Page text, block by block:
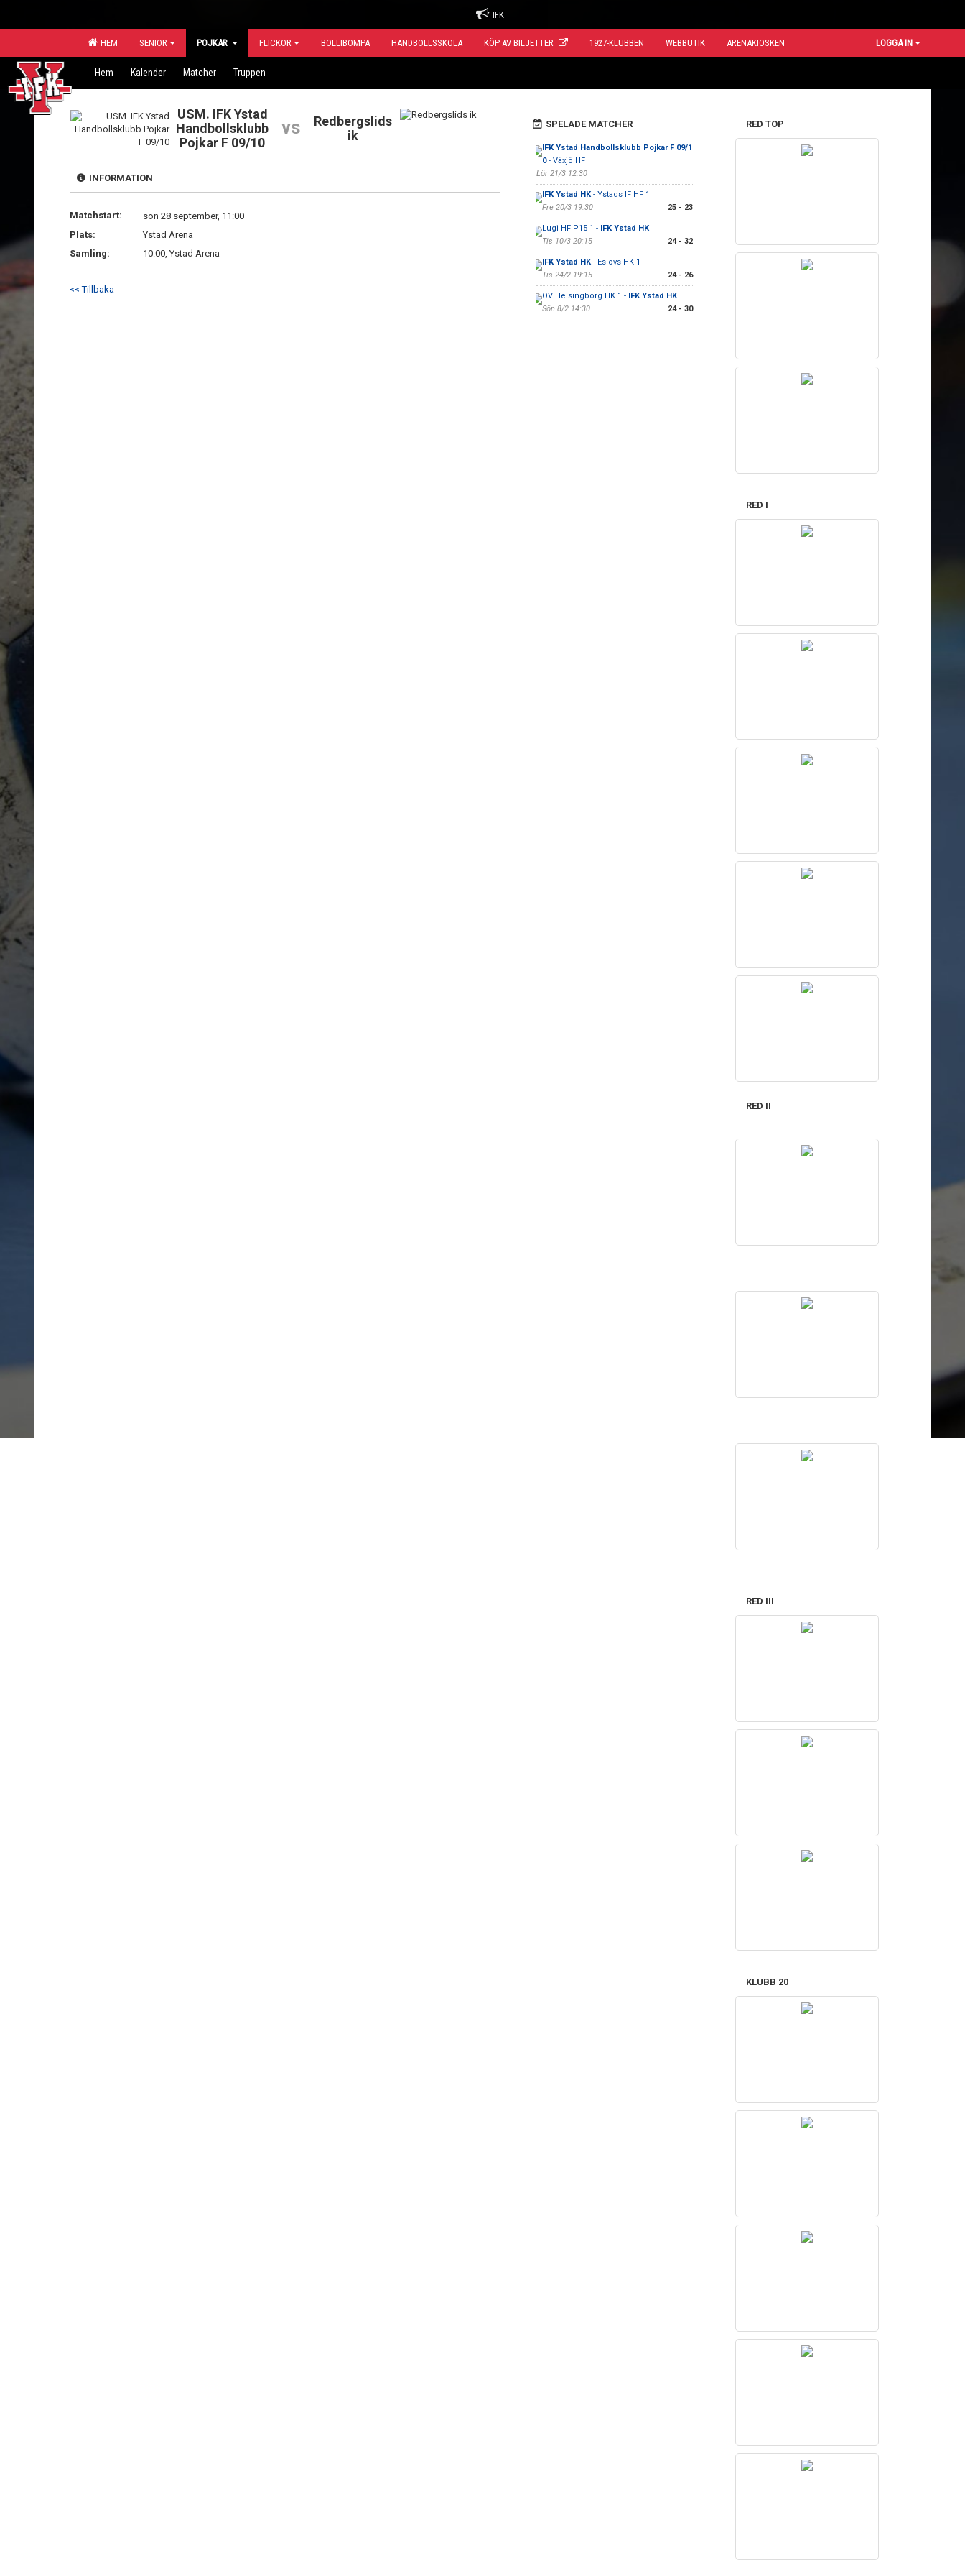
IFK
HEM SENIOR POJKAR FLICKOR BOLLIBOMPA HANDBOLLSSKOLA KÖP AV BILJETTER 1927-KLUBBEN WEBBUTIK ARENAKIOSKEN LOGGA IN
Hem Kalender Matcher Truppen
USM. IFK Ystad
Handbollsklubb
Pojkar F 09/10
vs
Redbergslids
ik
INFORMATION
Matchstart:
sön 28 september, 11:00
Plats:
Ystad Arena
Samling:
10:00, Ystad Arena
<< Tillbaka
SPELADE MATCHER
IFK Ystad Handbollsklubb Pojkar F 09/1
0- Växjö HF
Lör 21/3 12:30
IFK Ystad HK- Ystads IF HF 1
Fre 20/3 19:30
25 - 23
Lugi HF P15 1 - IFK Ystad HK
Tis 10/3 20:15
24 - 32
IFK Ystad HK- Eslövs HK 1
Tis 24/2 19:15
24 - 26
OV Helsingborg HK 1 - IFK Ystad HK
Sön 8/2 14:30
24 - 30
RED TOP
RED I
RED II
RED III
KLUBB 20